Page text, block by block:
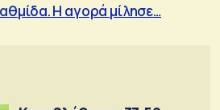
Η αγορά μίλησε…